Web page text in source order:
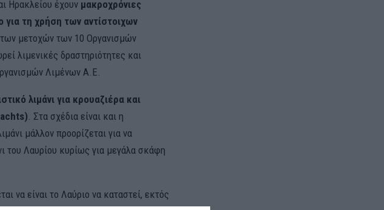
Ηρακλείου έχουν μακροχρόνιες
τη χρήση των αντίστοιχων
μετοχών των 10 Οργανισμών
λιμενικές δραστηριότητες και
Λιμένων Α.Ε.
λιμάνι για κρουαζιέρα και
. Στα σχέδια είναι και η
μάλλον προορίζεται για να
του Λαυρίου κυρίως για μεγάλα σκάφη
να είναι το Λαύριο να καταστεί, εκτός